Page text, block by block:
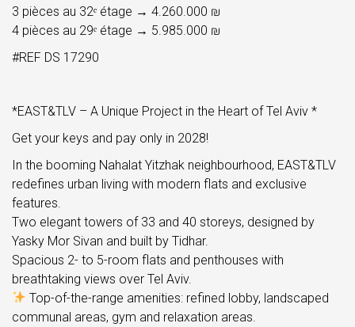
3 pièces au 32ᵉ étage → 4.260.000 ₪
4 pièces au 29ᵉ étage → 5.985.000 ₪
#REF DS 17290
*EAST&TLV – A Unique Project in the Heart of Tel Aviv *
Get your keys and pay only in 2028!
In the booming Nahalat Yitzhak neighbourhood, EAST&TLV
redefines urban living with modern flats and exclusive
features.
Two elegant towers of 33 and 40 storeys, designed by
Yasky Mor Sivan and built by Tidhar.
Spacious 2- to 5-room flats and penthouses with
breathtaking views over Tel Aviv.
Top-of-the-range amenities: refined lobby, landscaped
communal areas, gym and relaxation areas.